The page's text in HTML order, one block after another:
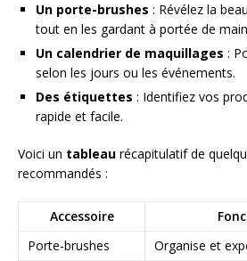
Un porte-brushes : Révélez la
tout en les gardant à portée de
Un calendrier de maquillages :
selon les jours ou les événements.
Des étiquettes : Identifiez vos
rapide et facile.
Voici un tableau récapitulatif de
recommandés :
Accessoire
Porte-brushes
Organise et